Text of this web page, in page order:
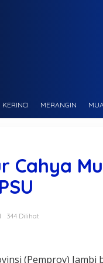
KERINCI MERANGIN
Cahya
344 Dilihat
(Pemprov)